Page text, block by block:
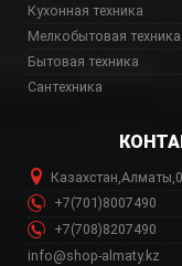
Кухонная техника
Мелкобытовая техника
Бытовая техника
Сантехника
Казахстан Алматы
+7(701)8007490
+7(708)8207490
info@shop-almaty.kz